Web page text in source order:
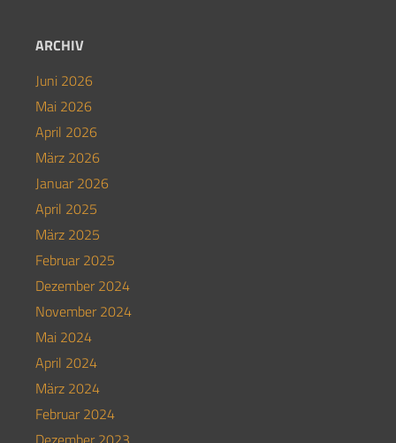
ARCHIV
Juni 2026
Mai 2026
April 2026
März 2026
Januar 2026
April 2025
März 2025
Februar 2025
Dezember 2024
November 2024
Mai 2024
April 2024
März 2024
Februar 2024